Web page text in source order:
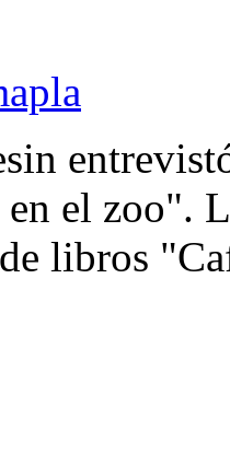
el zoo".
libros